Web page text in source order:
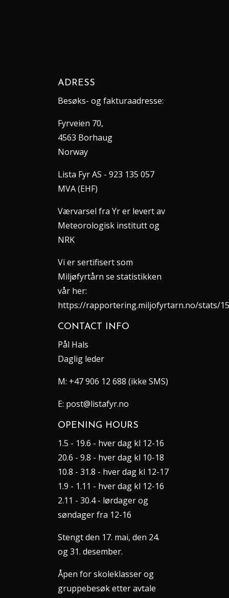
ADRESS
Besøks- og fakturaadresse:
Fyrveien 70,
4563 Borhaug
Norway
Lista Fyr AS - 923 135 057
MVA (EHF)
Værvarsel fra Yr er levert av
Meteorologisk institutt og
NRK
Vi er sertifisert som
Miljøfyrtårn se statistikken
vår her:
https://rapportering.miljofyrtarn.no/stats/
CONTACT INFO
Pål Hals
Daglig leder
M: +47 906 12 688 (ikke SMS)
E: post@listafyr.no
OPENING HOURS
1.5 - 19.6 - hver dag kl 12-16
20.6 - 9.8 - hver dag kl 10-18
10.8 - 31.8 - hver dag kl 12-17
1.9 - 1.11 - hver dag kl 12-16
2.11 - 30.4 - lørdager og
søndager fra 12-16
Stengt den 17. mai, den 24.
og 31. desember.
Åpen for skoleklasser og
gruppebesøk etter avtale